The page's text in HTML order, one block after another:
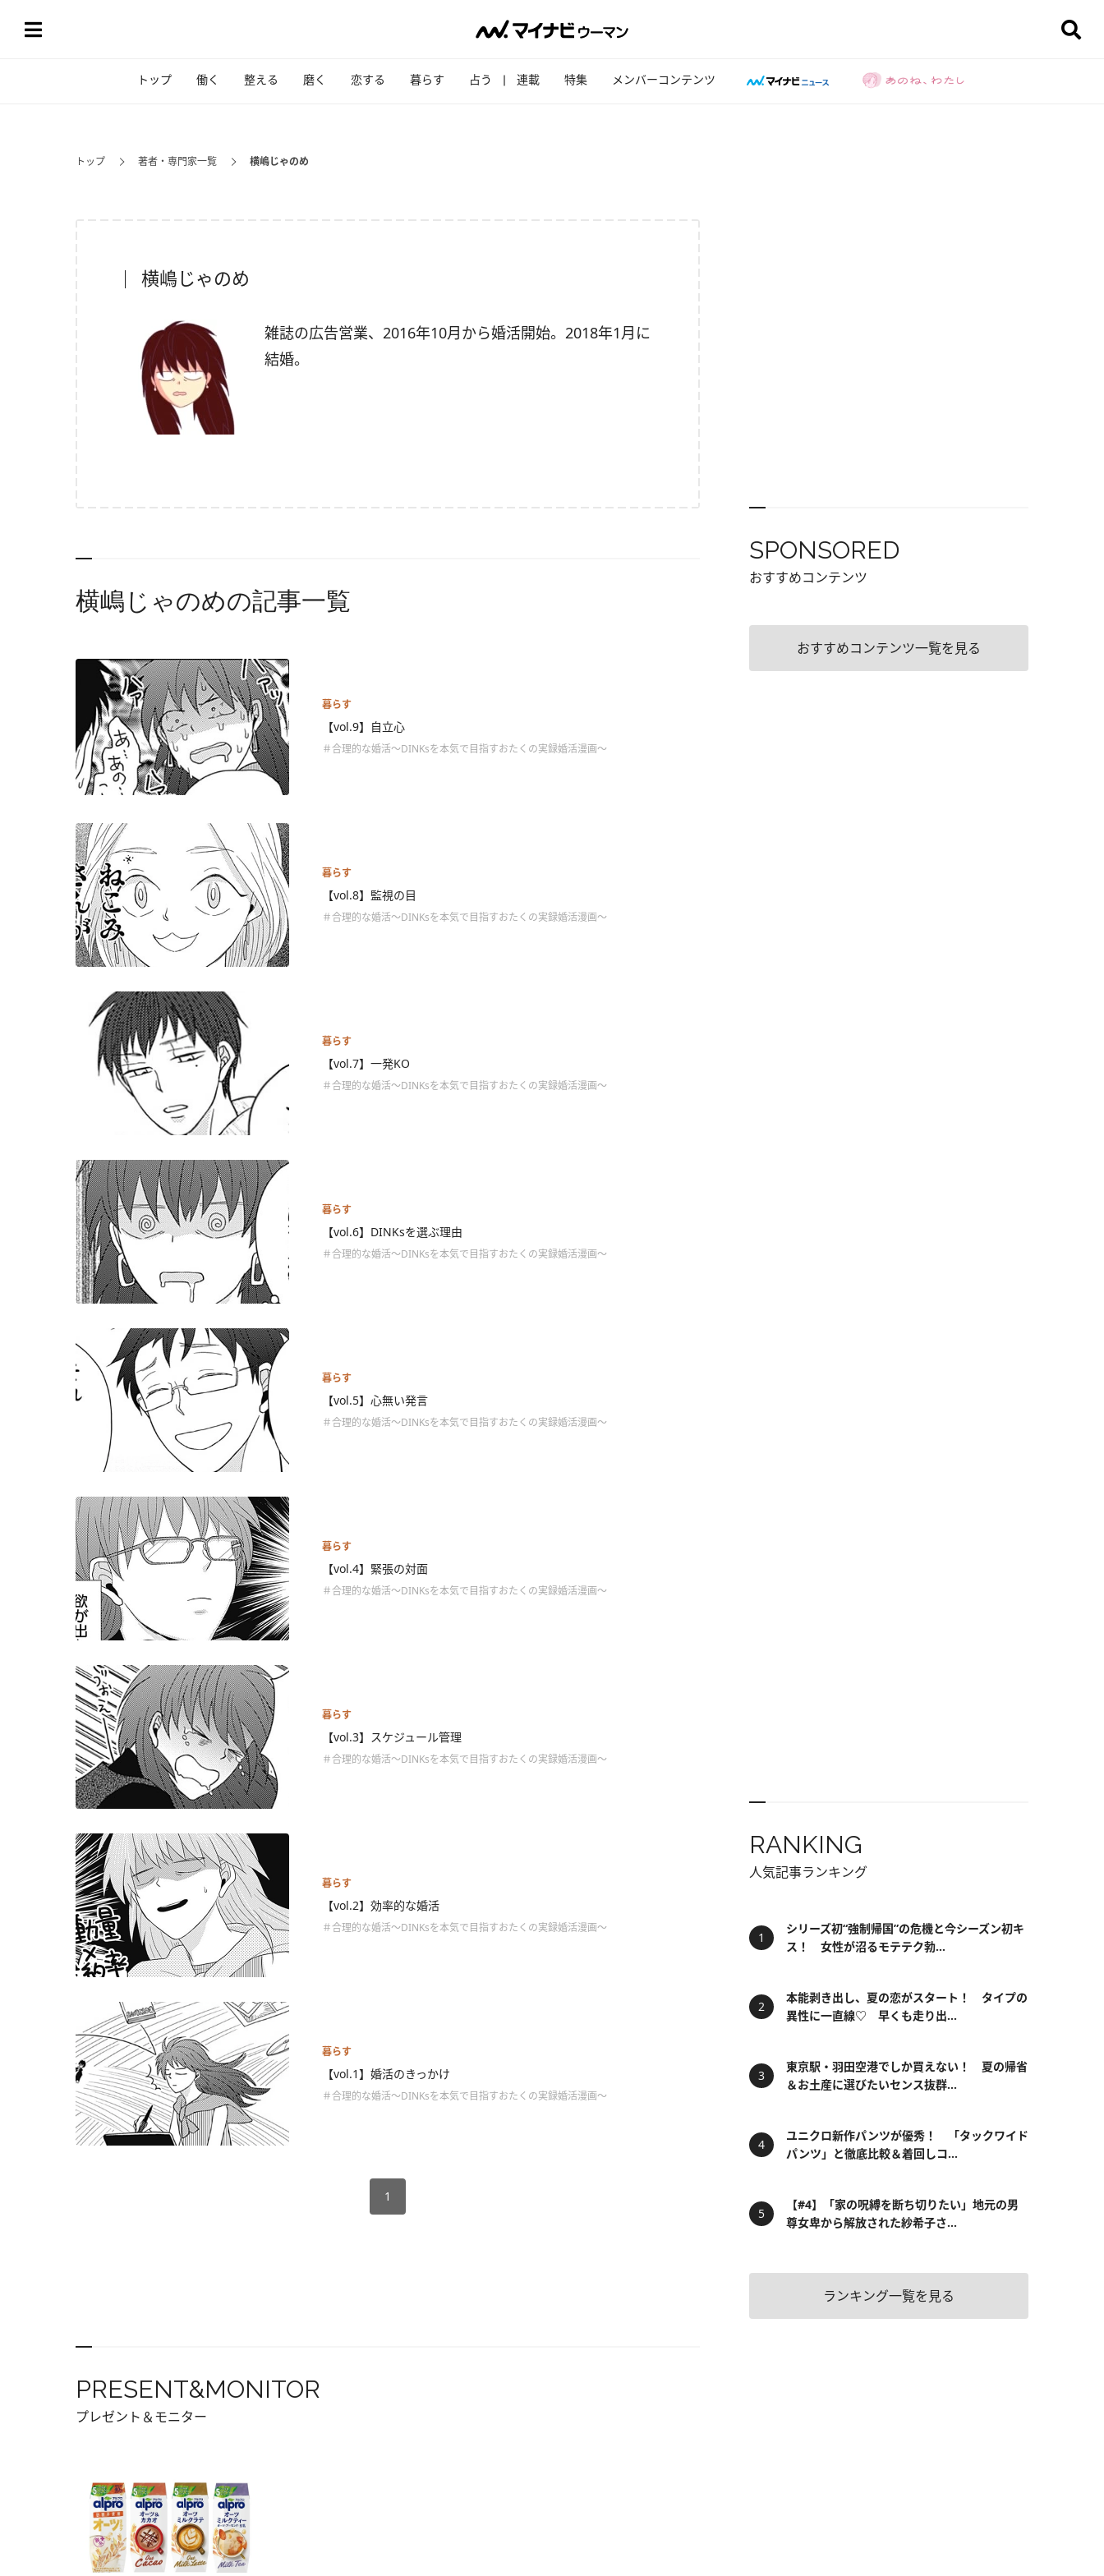
トップ 働く 整える 磨く 恋する 暮らす 占う 連載 特集 メンバーコンテンツ
トップ 著者・専門家一覧 横嶋じゃのめ
横嶋じゃのめ
雑誌の広告営業、2016年10月から婚活開始。 2018年1月に
結婚。
横嶋じゃのめの記事一覧
暮らす
【vol.9】自立心
＃合理的な婚活～DINKsを本気で目指すおたくの実録婚活漫画～
暮らす
【vol.8】監視の目
＃合理的な婚活～DINKsを本気で目指すおたくの実録婚活漫画～
暮らす
【vol.7】一発KO
＃合理的な婚活～DINKsを本気で目指すおたくの実録婚活漫画～
暮らす
【vol.6】DINKsを選ぶ理由
＃合理的な婚活～DINKsを本気で目指すおたくの実録婚活漫画～
暮らす
【vol.5】心無い発言
＃合理的な婚活～DINKsを本気で目指すおたくの実録婚活漫画～
暮らす
【vol.4】緊張の対面
＃合理的な婚活～DINKsを本気で目指すおたくの実録婚活漫画～
暮らす
【vol.3】スケジュール管理
＃合理的な婚活～DINKsを本気で目指すおたくの実録婚活漫画～
暮らす
【vol.2】効率的な婚活
＃合理的な婚活～DINKsを本気で目指すおたくの実録婚活漫画～
暮らす
【vol.1】婚活のきっかけ
＃合理的な婚活～DINKsを本気で目指すおたくの実録婚活漫画～
1
PRESENT&MONITOR
プレゼント＆モニター
SPONSORED
おすすめコンテンツ
おすすめコンテンツ一覧を見る
RANKING
人気記事ランキング
シリーズ初“強制帰国”の危機と今シーズン初キ
ス！ 女性が沼るモテテク勃...
本能剥き出し、夏の恋がスタート！ タイプの
異性に一直線♡ 早くも走り出...
東京駅・羽田空港でしか買えない！ 夏の帰省
＆お土産に選びたいセンス抜群...
ユニクロ新作パンツが優秀！ 「タックワイド
パンツ」と徹底比較＆着回しコ...
【#4】「家の呪縛を断ち切りたい」地元の男
尊女卑から解放された紗希子さ...
ランキング一覧を見る